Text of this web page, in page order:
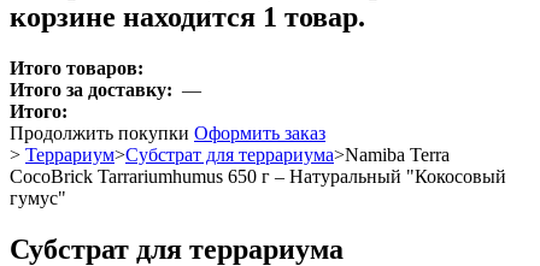
корзине находится 1 товар.
Итого товаров:
Итого за доставку: —
Итого:
Продолжить покупки Оформить заказ
> Террариум>Субстрат для террариума>Namiba Terra
CocoBrick Tarrariumhumus 650 г – Натуральный "Кокосовый
гумус"
Субстрат для террариума